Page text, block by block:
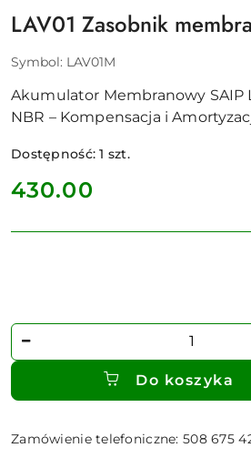
LAV01 Zasobnik
Symbol: LAV01M
Akumulator Membranowy SAIP
NBR – Kompensacja i
Dostępność:1 szt.
cena:
430.00
Ilość
Do koszyka
Zamówienie telefoniczne: 508 675